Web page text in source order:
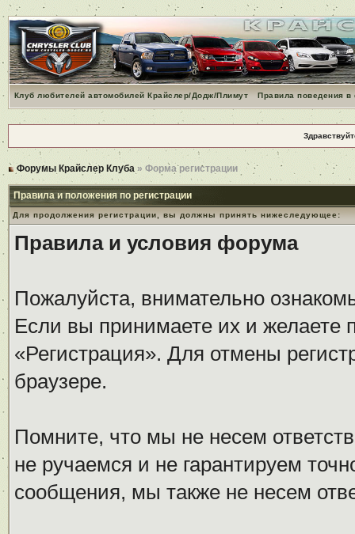
Клуб любителей автомобилей Крайслер/Додж/Плимут Правила поведения
Форумы Крайслер Клуба » Форма регистрации
Правила и положения по регистрации
Для продолжения регистрации, вы должны принять нижеследующее:
Правила и условия форума
Пожалуйста, внимательно
Если вы принимаете их и желаете
«Регистрация». Для отмены
браузере.
Помните, что мы не несем
не ручаемся и не гарантируем
сообщения, мы также не несем